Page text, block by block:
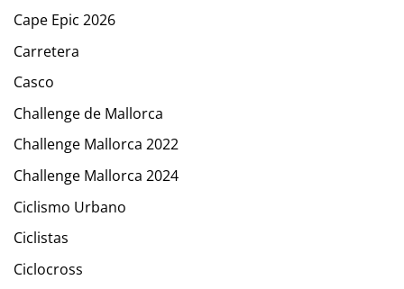
Cape Epic 2026
Carretera
Casco
Challenge de Mallorca
Challenge Mallorca 2022
Challenge Mallorca 2024
Ciclismo Urbano
Ciclistas
Ciclocross